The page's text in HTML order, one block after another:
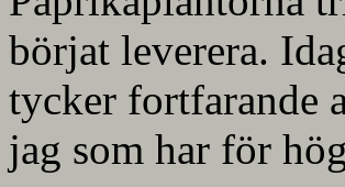
börjat leverera.
tycker fortfarande
jag som har för